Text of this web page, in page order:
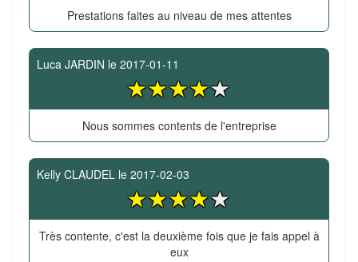
Prestations faites au niveau de mes attentes
Luca JARDIN le 2017-01-11
Nous sommes contents de l'entreprise
Kelly CLAUDEL le 2017-02-03
Très contente, c'est la deuxième fois que je fais appel à
eux